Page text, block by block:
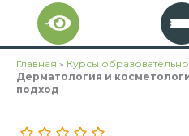
Перейти
содержимому
Главная » Курсы
Дерматология и
подход